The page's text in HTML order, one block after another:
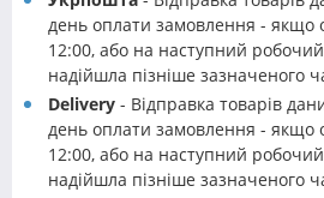
день оплати замовлення - якщо
12:00, або на наступний
надійшла пізніше зазначеного
Delivery - Відправка товарів
день оплати замовлення - якщо
12:00, або на наступний
надійшла пізніше зазначеного